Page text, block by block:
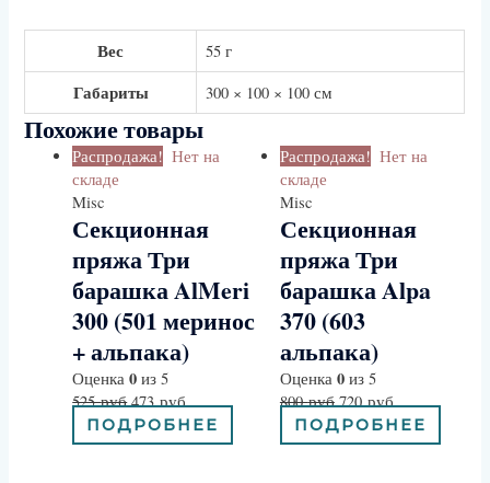
Вес 55 г
Габариты 300 × 100 × 100 см
Похожие товары
Распродажа! Нет на
складе
Misc
Секционная
пряжа Три
барашка AlMeri
300 (501 меринос
+ альпака)
Оценка0 из 5
525руб 473руб
ПОДРОБНЕЕ
Распродажа! Нет на
складе
Misc
Секционная
пряжа Три
барашка Alpa
370 (603
альпака)
Оценка 0из 5
800руб 720руб
ПОДРОБНЕЕ